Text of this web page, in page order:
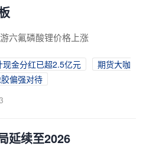
六氟磷酸锂价格上涨
金分红已超2.5亿元
期货大咖
偏强对待
延续至2026